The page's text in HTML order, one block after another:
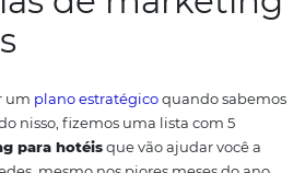
de colocar as mãos na massa e
propriamente dita, é preciso
sucesso do seu investimento em